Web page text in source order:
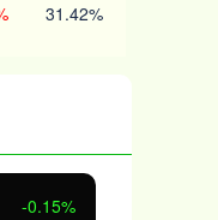
31.42%
0.30%